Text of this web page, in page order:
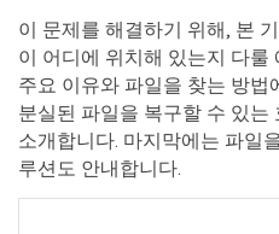
이 문제를 해결하기 위해, 본
이 어디에 위치해 있는지 다룰
주요 이유와 파일을 찾는 방법
분실된 파일을 복구할 수 있는
소개합니다. 마지막에는 파일
루션도 안내합니다.